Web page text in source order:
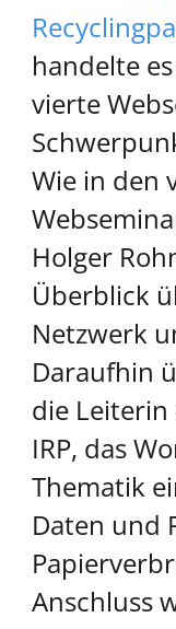
handelte
vierte
Wie in den
Holger
Überblick
Netzwerk
Daraufhin
die Leiterin
IRP, das
Thematik
Daten und
Anschluss